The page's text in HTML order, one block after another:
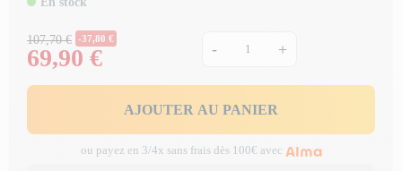
Prix Normal
107,70 € -37,80 €
Prix
69,90 € - +
AJOUTER AU PANIER
ou payez en 3/4x sans frais dès 100€ avec